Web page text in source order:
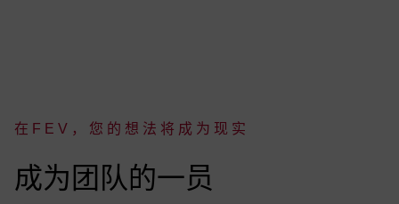
在FEV，您的想法将成为现实
:
成为团队的一员